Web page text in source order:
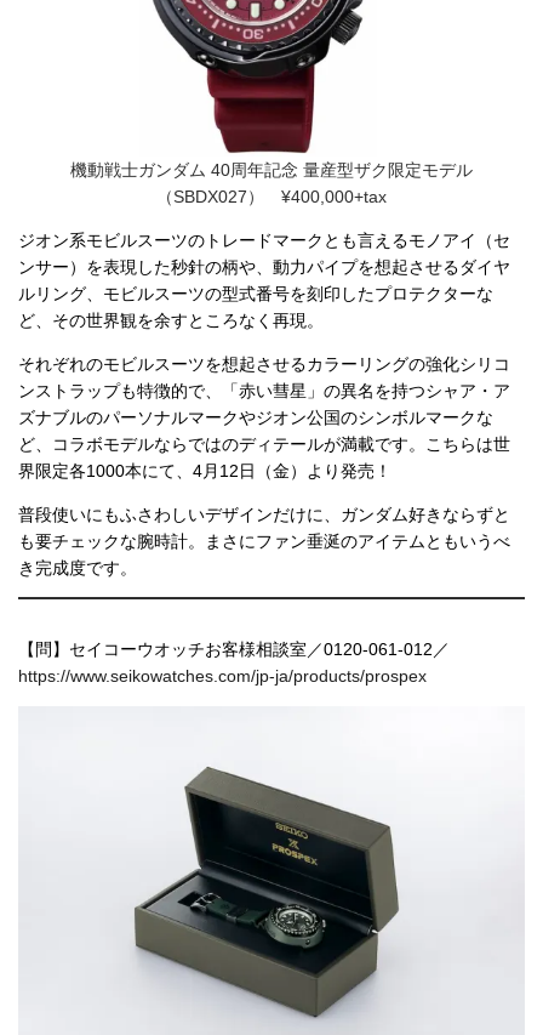
機動戦士ガンダム 40周年記念 量産型ザク限定モデル
（SBDX027） ¥400,000+tax
ジオン系モビルスーツのトレードマークとも言えるモノアイ（セ
ンサー）を表現した秒針の柄や、動力パイプを想起させるダイヤ
ルリング、モビルスーツの型式番号を刻印したプロテクターな
ど、その世界観を余すところなく再現。
それぞれのモビルスーツを想起させるカラーリングの強化シリコ
ンストラップも特徴的で、「赤い彗星」の異名を持つシャア・ア
ズナブルのパーソナルマークやジオン公国のシンボルマークな
ど、コラボモデルならではのディテールが満載です。こちらは世
界限定各1000本にて、4月12日（金）より発売！
普段使いにもふさわしいデザインだけに、ガンダム好きならずと
も要チェックな腕時計。まさにファン垂涎のアイテムともいうべ
き完成度です。
【問】セイコーウオッチお客様相談室／0120-061-012／
https://www.seikowatches.com/jp-ja/products/prospex